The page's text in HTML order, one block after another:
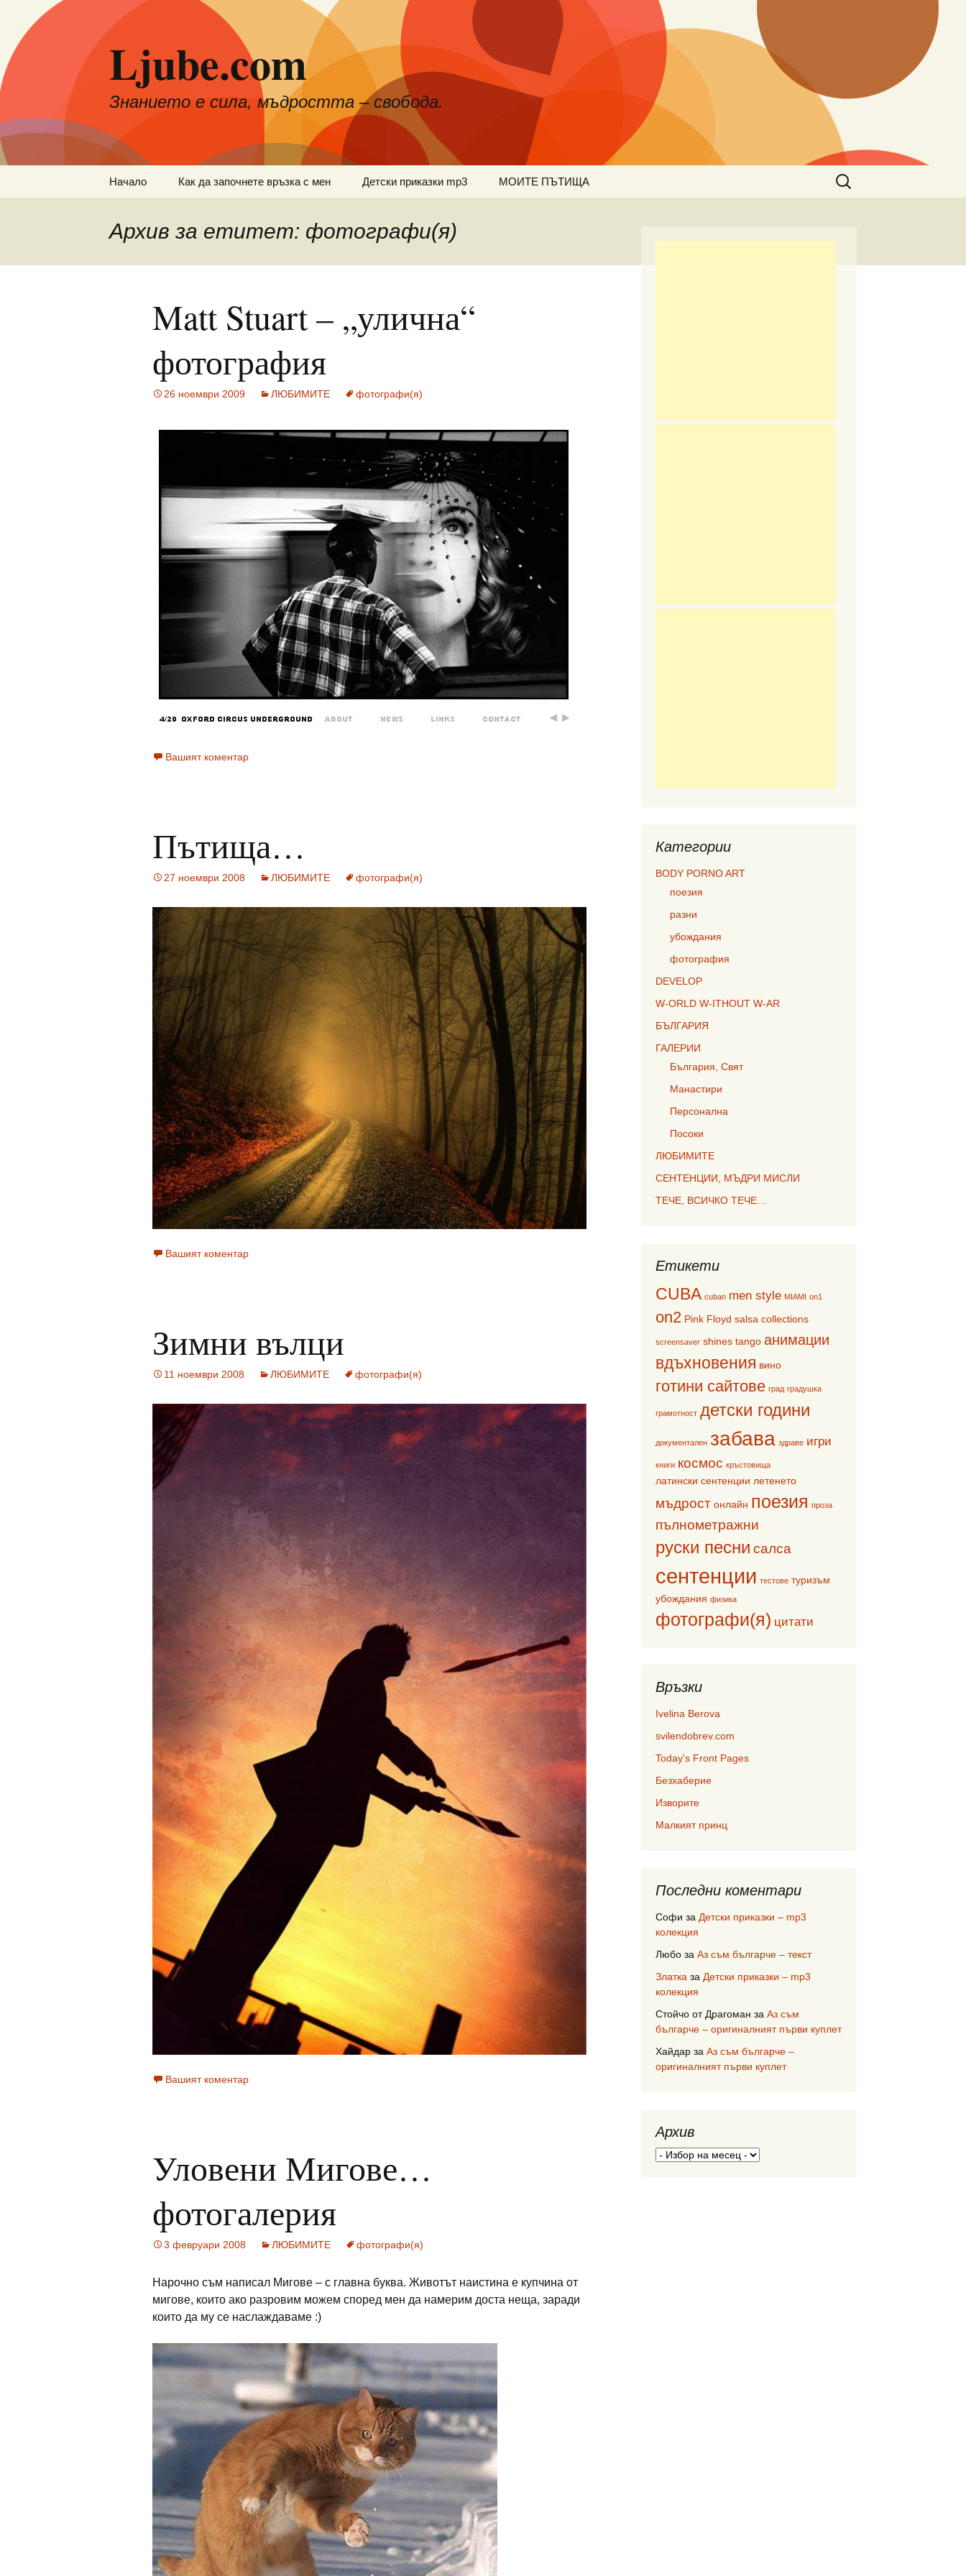
съдържанието
Ljube.com
Знанието е сила, мъдростта – свобода.
Начало Как да започнете връзка с мен Детски приказки mp3 МОИТЕ ПЪТИЩА
Търсене
за:
Архив за етитет: фотографи(я)
Matt Stuart – „улична“
фотография
26 ноември 2009 ЛЮБИМИТЕ фотографи(я)
Вашият коментар
Пътища…
27 ноември 2008 ЛЮБИМИТЕ фотографи(я)
Вашият коментар
Зимни вълци
11 ноември 2008 ЛЮБИМИТЕ фотографи(я)
Вашият коментар
Уловени Мигове…
фотогалерия
3 февруари 2008 ЛЮБИМИТЕ фотографи(я)
Нарочно съм написал Мигове – с главна буква. Животът наистина е купчина от
мигове, които ако разровим можем според мен да намерим доста неща, заради
които да му се наслаждаваме :)
Категории
BODY PORNO ART
поезия
разни
убождания
фотография
DEVELOP
W-ORLD W-ITHOUT W-AR
БЪЛГАРИЯ
ГАЛЕРИИ
България, Свят
Манастири
Персонална
Посоки
ЛЮБИМИТЕ
СЕНТЕНЦИИ, МЪДРИ МИСЛИ
ТЕЧЕ, ВСИЧКО ТЕЧЕ…
Етикети
CUBA cuban men style MIAMI on1
on2 Pink Floyd salsa collections
screensaver shines tango анимации
вдъхновения вино
готини сайтове град градушка
грамотност детски години
документален забава здраве игри
книги космос кръстовища
латински сентенции летенето
мъдрост онлайн поезия проза
пълнометражни
руски песни салса
сентенции тестове туризъм
убождания физика
фотографи(я) цитати
Връзки
Ivelina Berova
svilendobrev.com
Today's Front Pages
Безхаберие
Изворите
Малкият принц
Последни коментари
Софи за Детски приказки – mp3
колекция
Любо за Аз съм българче – текст
Златка за Детски приказки – mp3
колекция
Стойчо от Драгоман за Аз съм
българче – оригиналният първи куплет
Хайдар за Аз съм българче –
оригиналният първи куплет
Архив
Архив